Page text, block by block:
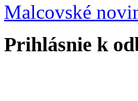
Malcovské
Prihlásnie k